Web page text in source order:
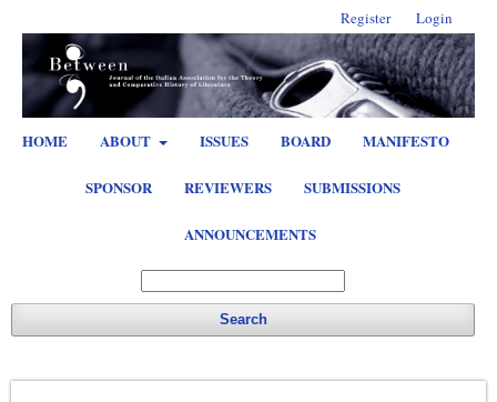
HOME ABOUT ISSUES BOARD MANIFESTO
SPONSOR REVIEWERS SUBMISSIONS
ANNOUNCEMENTS
Search
Register Login